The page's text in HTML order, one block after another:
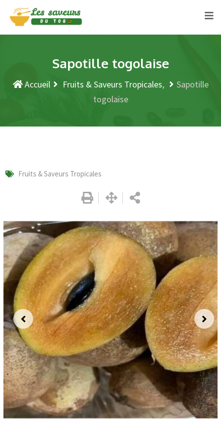
Sapotille togolaise
Accueil Fruits & Saveurs Tropicales
Sapotille
togolaise
Fruits & Saveurs Tropicales